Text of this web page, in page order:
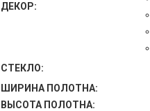
ДЕКОР:
СТЕКЛО:
ШИРИНА ПОЛОТНА:
ВЫСОТА ПОЛОТНА: